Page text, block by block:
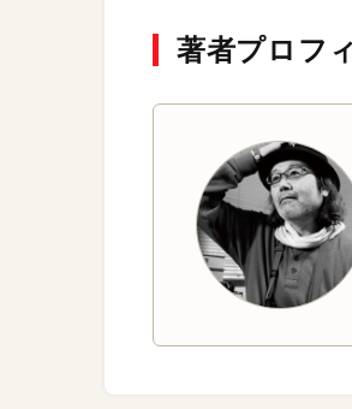
著者プロフ